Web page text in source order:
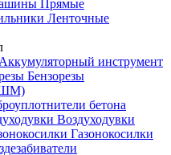
Прямые
Ленточные
Аккумуляторный инструмент
Бензорезы
бетона
Воздуходувки
Газонокосилки